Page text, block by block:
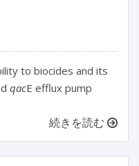
to biocides and its
qacE efflux pump
続きを読む